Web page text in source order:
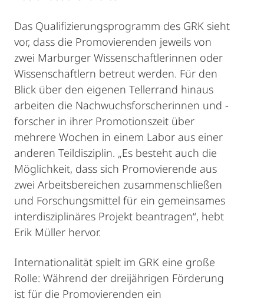
Das Qualifizierungsprogramm des GRK sieht
vor, dass die Promovierenden jeweils von
zwei Marburger Wissenschaftlerinnen oder
Wissenschaftlern betreut werden. Für den
Blick über den eigenen Tellerrand hinaus
arbeiten die Nachwuchsforscherinnen und -
forscher in ihrer Promotionszeit über
mehrere Wochen in einem Labor aus einer
anderen Teildisziplin. „Es besteht auch die
Möglichkeit, dass sich Promovierende aus
zwei Arbeitsbereichen zusammenschließen
und Forschungsmittel für ein gemeinsames
interdisziplinäres Projekt beantragen“, hebt
Erik Müller hervor.
Internationalität spielt im GRK eine große
Rolle: Während der dreijährigen Förderung
ist für die Promovierenden ein